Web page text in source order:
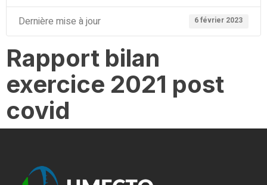
Dernière mise à jour 6 février 2023
Rapport bilan
exercice 2021 post
covid